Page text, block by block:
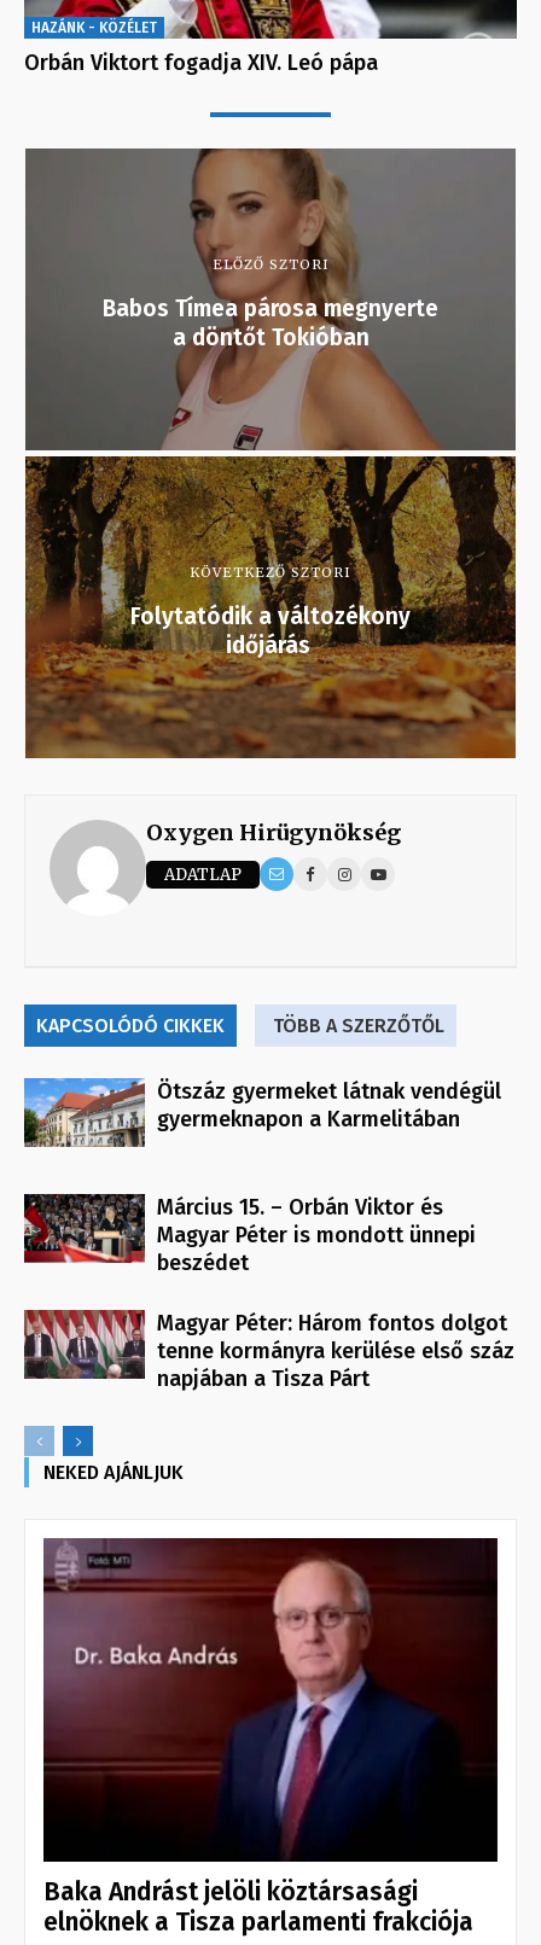
HAZÁNK - KÖZÉLET
Orbán Viktort fogadja XIV. Leó pápa
ELŐZŐ SZTORI
Babos Tímea párosa megnyerte
a döntőt Tokióban
KÖVETKEZŐ SZTORI
Folytatódik a változékony
időjárás
Oxygen Hirügynökség
ADATLAP
KAPCSOLÓDÓ CIKKEK TÖBB A SZERZŐTŐL
Ötszáz gyermeket látnak vendégül
gyermeknapon a Karmelitában
Március 15. – Orbán Viktor és
Magyar Péter is mondott ünnepi
beszédet
Magyar Péter: Három fontos dolgot
tenne kormányra kerülése első száz
napjában a Tisza Párt
NEKED AJÁNLJUK
Baka Andrást jelöli köztársasági
elnöknek a Tisza parlamenti frakciója